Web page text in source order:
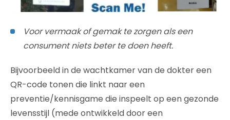
Voor vermaak of gemak te zorgen als een
consument niets beter te doen heeft.
Bijvoorbeeld in de wachtkamer van de dokter een
QR-code tonen die linkt naar een
preventie/kennisgame die inspeelt op een gezonde
levensstijl (mede ontwikkeld door een